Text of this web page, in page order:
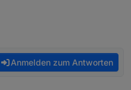
Anmelden zum Antworten